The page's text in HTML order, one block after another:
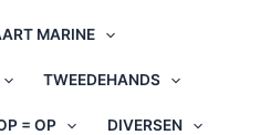
MARINE
TWEEDEHANDS
= OP DIVERSEN